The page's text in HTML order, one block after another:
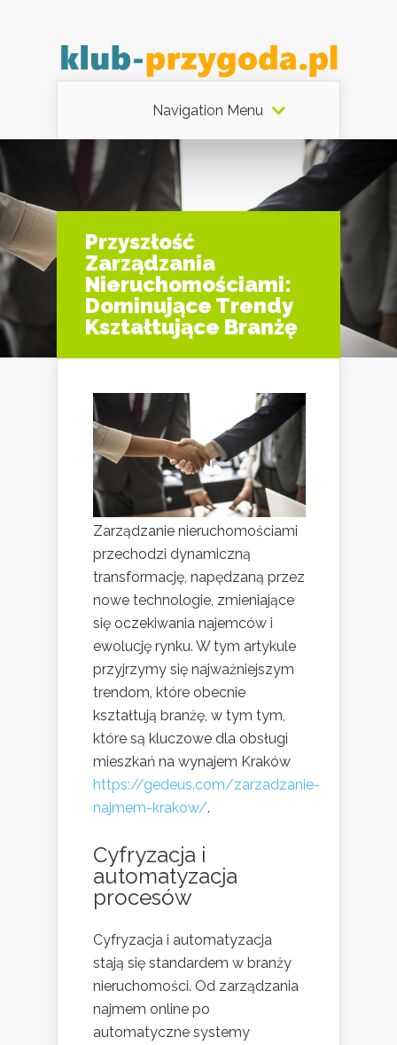
Navigation Menu
Przyszłość
Zarządzania
Nieruchomościami:
Dominujące Trendy
Kształtujące Branżę
Zarządzanie nieruchomościami
przechodzi dynamiczną
transformację, napędzaną przez
nowe technologie, zmieniające
się oczekiwania najemców i
ewolucję rynku. W tym artykule
przyjrzymy się najważniejszym
trendom, które obecnie
kształtują branżę, w tym tym,
które są kluczowe dla obsługi
mieszkań na wynajem Kraków
https://gedeus.com/zarzadzanie-
najmem-krakow/.
Cyfryzacja i
automatyzacja
procesów
Cyfryzacja i automatyzacja
stają się standardem w branży
nieruchomości. Od zarządzania
najmem online po
automatyczne systemy